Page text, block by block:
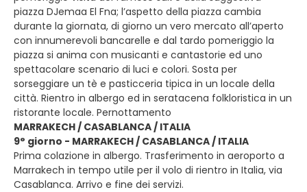
piazza DJemaa El Fna; l’aspetto della piazza cambia
durante la giornata, di giorno un vero mercato all’aperto
con innumerevoli bancarelle e dal tardo pomeriggio la
piazza si anima con musicanti e cantastorie ed uno
spettacolare scenario di luci e colori. Sosta per
sorseggiare un tè e pasticceria tipica in un locale della
città. Rientro in albergo ed in seratacena folkloristica in un
ristorante locale. Pernottamento
MARRAKECH / CASABLANCA / ITALIA
9° giorno - MARRAKECH / CASABLANCA / ITALIA
Prima colazione in albergo. Trasferimento in aeroporto a
Marrakech in tempo utile per il volo di rientro in Italia, via
Casablanca. Arrivo e fine dei servizi.